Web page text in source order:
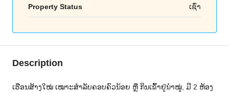
Property Status ເຊົ່າ
Description
ເຮືອນສ້າງໃໝ່ ເໝາະສຳລັບຄອບຄົວນ້ອຍ ຫຼື ກິນເຂົ້າຢູ່ນຳໝູ່, ມີ 2 ຫ້ອງ